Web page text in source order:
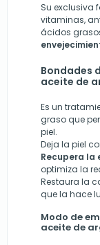
Su exclusiva
vitaminas,
ácidos
Bondades
aceite de
Es un
graso que
piel.
Deja la piel
Recupera la
optimiza la
Restaura la
que la hace
Modo de
aceite de